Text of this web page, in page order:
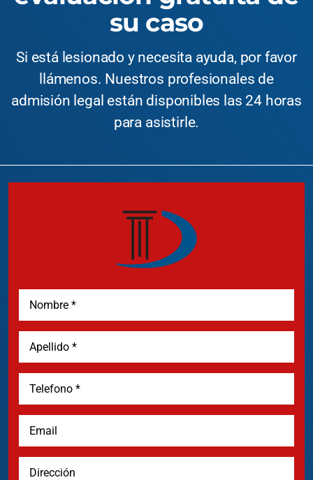
su caso
Si está lesionado y necesita ayuda, por favor
llámenos. Nuestros profesionales de
admisión legal están disponibles las 24 horas
para asistirle.